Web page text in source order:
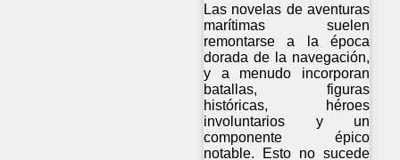
Las novelas de aventuras
marítimas suelen
remontarse a la época
dorada de la navegación,
y a menudo incorporan
batallas, figuras
históricas, héroes
involuntarios y un
componente épico
notable. Esto no sucede